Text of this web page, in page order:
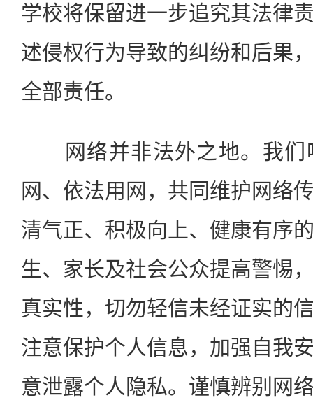
学校将保留进一步追究其法律
述侵权行为导致的纠纷和后果
全部责任。
网络并非法外之地。我们
网、依法用网，共同维护网络
清气正、积极向上、健康有序
生、家长及社会公众提高警惕
真实性，切勿轻信未经证实的
注意保护个人信息，加强自我
意泄露个人隐私。谨慎辨别网